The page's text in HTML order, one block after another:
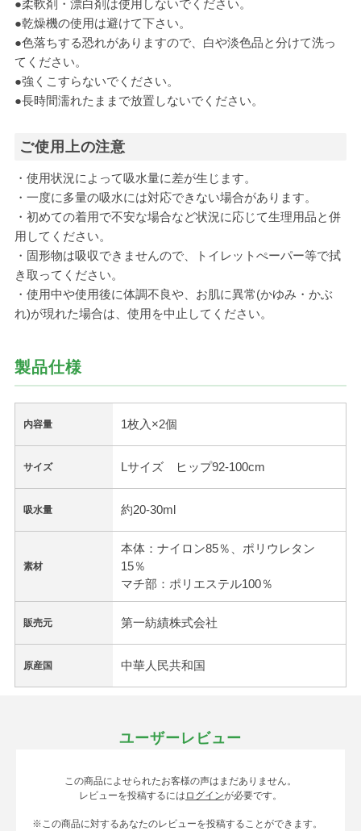
●柔軟剤・漂白剤は使用しないでください。
●乾燥機の使用は避けて下さい。
●色落ちする恐れがありますので、白や淡色品と分けて洗っ
てください。
●強くこすらないでください。
●長時間濡れたままで放置しないでください。
ご使用上の注意
・使用状況によって吸水量に差が生じます。
・一度に多量の吸水には対応できない場合があります。
・初めての着用で不安な場合など状況に応じて生理用品と併
用してください。
・固形物は吸収できませんので、トイレットぺーパー等で拭
き取ってください。
・使用中や使用後に体調不良や、お肌に異常(かゆみ・かぶ
れ)が現れた場合は、使用を中止してください。
製品仕様
内容量 1枚入×2個
サイズ Lサイズ ヒップ92-100cm
吸水量 約20-30ml
素材
本体：ナイロン85％、ポリウレタン
15％
マチ部：ポリエステル100％
販売元 第一紡績株式会社
原産国 中華人民共和国
ユーザーレビュー
この商品によせられたお客様の声はまだありません。
レビューを投稿するには ログインが必要です。
※この商品に対するあなたのレビューを投稿することができます。